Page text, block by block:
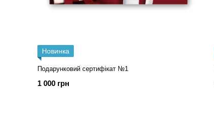
Новинка
Подарунковий сертифікат №1
1 000 грн